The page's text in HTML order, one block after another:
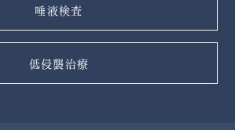
唾液検査
低侵襲治療